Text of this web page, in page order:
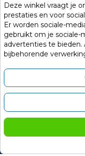
Deze winkel vraagt je
prestaties en voor
Er worden sociale-
gebruikt om je sociale-
advertenties te bieden.
bijbehorende